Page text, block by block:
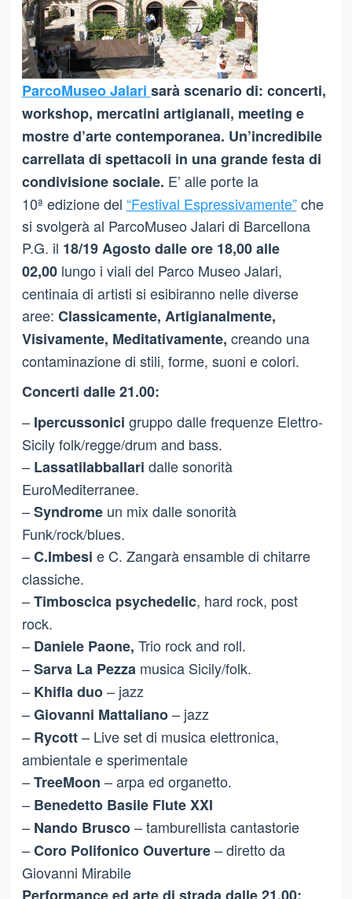
ParcoMuseo Jalari sarà scenario di: concerti,
workshop, mercatini artigianali, meeting e
mostre d’arte contemporanea. Un’incredibile
carrellata di spettacoli in una grande festa di
condivisione sociale. E’ alle porte la
10ª edizione del “Festival Espressivamente”che
si svolgerà al ParcoMuseo Jalari di Barcellona
P.G. il 18/19 Agosto dalle ore 18,00 alle
02,00lungo i viali del Parco Museo Jalari,
centinaia di artisti si esibiranno nelle diverse
aree: Classicamente, Artigianalmente,
Visivamente, Meditativamente, creando una
contaminazione di stili, forme, suoni e colori.
Concerti dalle 21.00:
–Ipercussonici gruppo dalle frequenze Elettro-
Sicily folk/regge/drum and bass.
– Lassatilabballari dalle sonorità
EuroMediterranee.
–Syndrome un mix dalle sonorità
Funk/rock/blues.
–C.Imbesi e C. Zangarà ensamble di chitarre
classiche.
–Timboscica psychedelic, hard rock, post
rock.
– Daniele Paone, Trio rock and roll.
–Sarva La Pezza musica Sicily/folk.
– Khifla duo– jazz
–Giovanni Mattaliano– jazz
– Rycott– Live set di musica elettronica,
ambientale e sperimentale
–TreeMoon – arpa ed organetto.
– Benedetto Basile Flute XXI
– Nando Brusco– tamburellista cantastorie
–Coro Polifonico Ouverture– diretto da
Giovanni Mirabile
Performance ed arte di strada dalle 21.00: